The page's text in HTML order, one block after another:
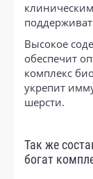
Высокое
обеспечит
комплекс
укрепит
шерсти.
Так же
богат